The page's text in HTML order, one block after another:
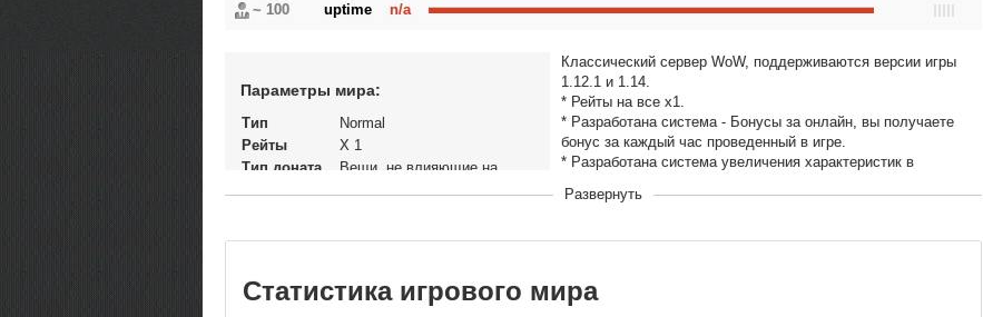
~ 100 n/a
uptime
Параметры мира:
Тип
Normal
Рейты
X 1
Тип доната
Вещи, не влияющие на
Теги wow Wow Clas...
Классический сервер WoW, поддерживаются версии игры
1.12.1 и 1.14.
* Рейты на все х1.
* Разработана система - Бонусы за онлайн, вы получаете
бонус за каждый час проведенный в игре.
* Разработана система увеличения характеристик в
и более.
СБ,ВС.
бонусного опыта за выходной день.
* Донат не влияющий на баланс игры (только плюшки).
Развернуть
Статистика игрового мира